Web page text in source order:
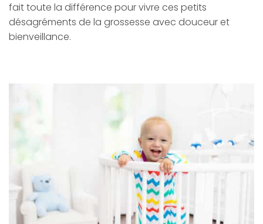
fait toute la différence pour vivre ces petits
désagréments de la grossesse avec douceur et
bienveillance.